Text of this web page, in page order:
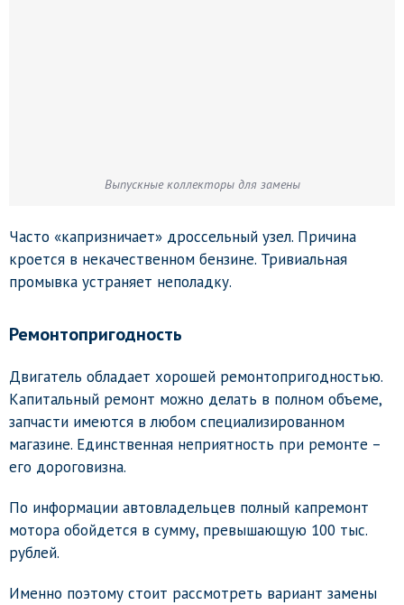
Выпускные коллекторы для замены
Часто «капризничает» дроссельный узел. Причина
кроется в некачественном бензине. Тривиальная
промывка устраняет неполадку.
Ремонтопригодность
Двигатель обладает хорошей ремонтопригодностью.
Капитальный ремонт можно делать в полном объеме,
запчасти имеются в любом специализированном
магазине. Единственная неприятность при ремонте –
его дороговизна.
По информации автовладельцев полный капремонт
мотора обойдется в сумму, превышающую 100 тыс.
рублей.
Именно поэтому стоит рассмотреть вариант замены